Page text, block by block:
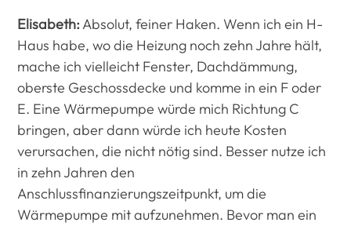
Elisabeth:Absolut, feiner Haken. Wenn ich ein H-
Haus habe, wo die Heizung noch zehn Jahre hält,
mache ich vielleicht Fenster, Dachdämmung,
oberste Geschossdecke und komme in ein F oder
E. Eine Wärmepumpe würde mich Richtung C
bringen, aber dann würde ich heute Kosten
verursachen, die nicht nötig sind. Besser nutze ich
in zehn Jahren den
Anschlussfinanzierungszeitpunkt, um die
Wärmepumpe mit aufzunehmen. Bevor man ein